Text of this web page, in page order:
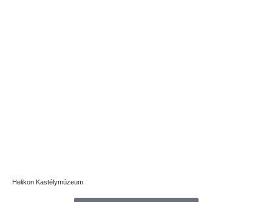
Helikon Kastélymúzeum